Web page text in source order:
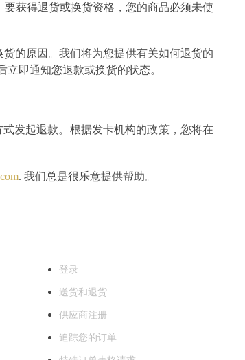
获得退货或换货资格，您的商品必须未使
的原因。我们将为您提供有关如何退货的
即通知您退款或换货的状态。
发起退款。根据发卡机构的政策，您将在
. 我们总是很乐意提供帮助。
登录
送货和退货
供应商注册
追踪您的订单